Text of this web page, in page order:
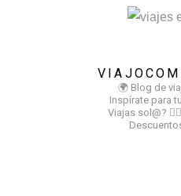
🌍 Blog de
Inspírate para
Viajas sol@?